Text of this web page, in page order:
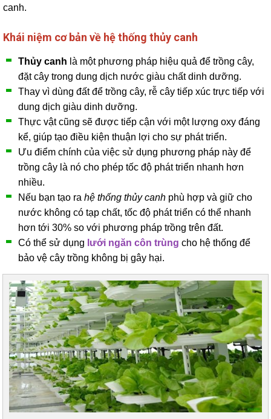
canh.
Khái niệm cơ bản về hệ thống thủy canh
Thủy canh là một phương pháp hiệu quả để trồng cây,
đặt cây trong dung dịch nước giàu chất dinh dưỡng.
Thay vì dùng đất để trồng cây, rễ cây tiếp xúc trực tiếp với
dung dịch giàu dinh dưỡng.
Thực vật cũng sẽ được tiếp cận với một lượng oxy đáng
kể, giúp tạo điều kiện thuận lợi cho sự phát triển.
Ưu điểm chính của việc sử dụng phương pháp này để
trồng cây là nó cho phép tốc độ phát triển nhanh hơn
nhiều.
Nếu bạn tạo ra hệ thống thủy canh phù hợp và giữ cho
nước không có tạp chất, tốc độ phát triển có thể nhanh
hơn tới 30% so với phương pháp trồng trên đất.
Có thể sử dụng lưới ngăn côn trùng cho hệ thống để
bảo vệ cây trồng không bị gây hại.